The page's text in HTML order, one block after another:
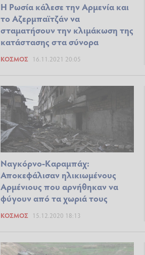
Η Ρωσία κάλεσε την Αρμενία και
το Αζερμπαϊτζάν να
σταματήσουν την κλιμάκωση της
κατάστασης στα σύνορα
ΚΌΣΜΟΣ 16.11.2021 20:05
Ναγκόρνο-Καραμπάχ:
Αποκεφάλισαν ηλικιωμένους
Αρμένιους που αρνήθηκαν να
φύγουν από τα χωριά τους
ΚΌΣΜΟΣ 15.12.2020 18:13